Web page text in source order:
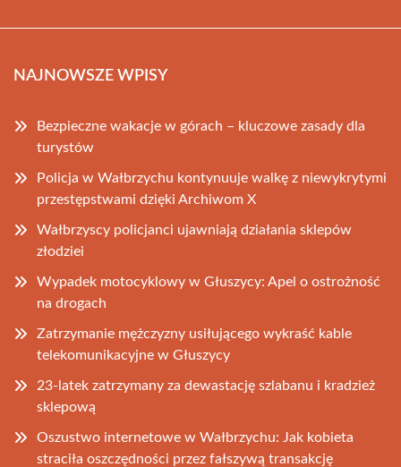
NAJNOWSZE WPISY
Bezpieczne wakacje w górach – kluczowe zasady dla
turystów
Policja w Wałbrzychu kontynuuje walkę z niewykrytymi
przestępstwami dzięki Archiwom X
Wałbrzyscy policjanci ujawniają działania sklepów
złodziei
Wypadek motocyklowy w Głuszycy: Apel o ostrożność
na drogach
Zatrzymanie mężczyzny usiłującego wykraść kable
telekomunikacyjne w Głuszycy
23-latek zatrzymany za dewastację szlabanu i kradzież
sklepową
Oszustwo internetowe w Wałbrzychu: Jak kobieta
straciła oszczędności przez fałszywą transakcję